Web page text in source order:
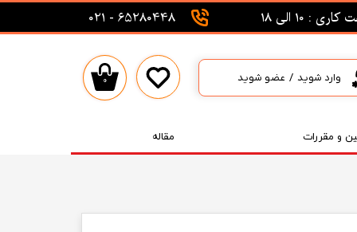
و مقررات مقاله
: 10 الی 18 65280448 - 021
۰ وارد شوید / عضو شوید
حساب کاربری من
تغییر گذر واژه